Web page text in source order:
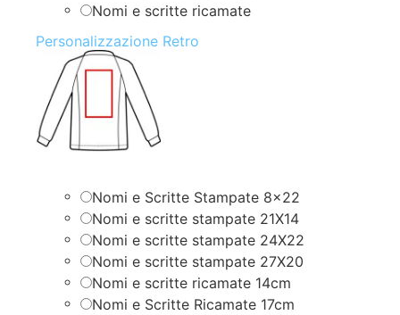
Nomi e scritte ricamate
Personalizzazione Retro
Nomi e Scritte Stampate 8×22
Nomi e scritte stampate 21X14
Nomi e scritte stampate 24X22
Nomi e scritte stampate 27X20
Nomi e scritte ricamate 14cm
Nomi e Scritte Ricamate 17cm